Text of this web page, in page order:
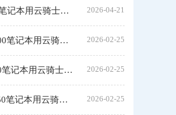
戴尔Latitude X1笔记本用云骑士重装系统步骤 2026-04-21
戴尔Inspiron 9300笔记本用云骑士装机大师怎么安装win7 2026-02-25
戴尔 Vostro 1400笔记本用云骑士装window7系统教程 2026-02-25
戴尔Inspiron 1150笔记本用云骑士装机步骤 2026-02-25